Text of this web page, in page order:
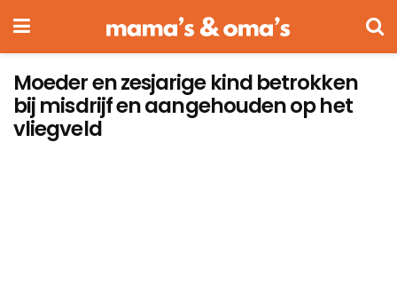
Moeder en zesjarige kind betrokken
bij misdrijf en aangehouden op het
vliegveld